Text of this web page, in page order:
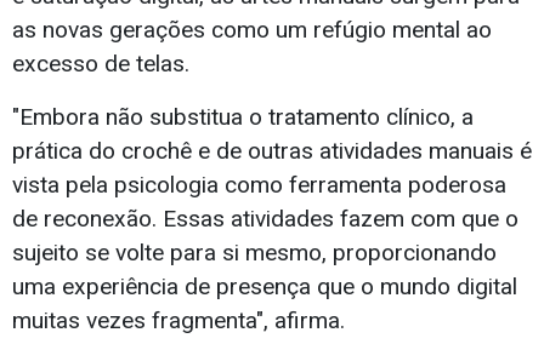
as novas gerações como um refúgio mental ao
excesso de telas.
"Embora não substitua o tratamento clínico, a
prática do crochê e de outras atividades manuais é
vista pela psicologia como ferramenta poderosa
de reconexão. Essas atividades fazem com que o
sujeito se volte para si mesmo, proporcionando
uma experiência de presença que o mundo digital
muitas vezes fragmenta", afirma.